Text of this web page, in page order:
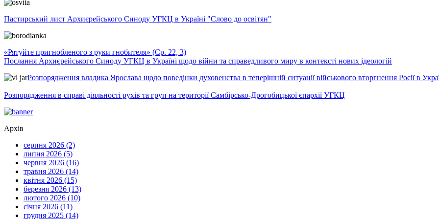
Пастирський лист Архиєрейського Синоду УГКЦ в Україні "Слово до освітян"
«Рятуйте пригнобленого з руки гнобителя» (Єр. 22, 3)
Послання Архиєрейського Синоду УГКЦ в Україні щодо війни та справедливого миру в контексті нових ідеологій
Розпорядження владика Ярослава щодо поведінки духовенства в теперішній ситуації військового вторгнення Росії в
Розпорядження в справі діяльності рухів та груп на території Самбірсько-Дрогобицької єпархії УГКЦ
Архів
серпня 2026 (2)
липня 2026 (5)
червня 2026 (16)
травня 2026 (14)
квітня 2026 (15)
березня 2026 (13)
лютого 2026 (10)
січня 2026 (11)
грудня 2025 (14)